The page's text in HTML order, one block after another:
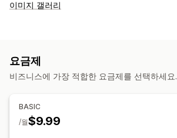
이미지 갤러리
요금제
비즈니스에 가장 적합한 요금제를 선택하세요.
BASIC
$9.99
/월